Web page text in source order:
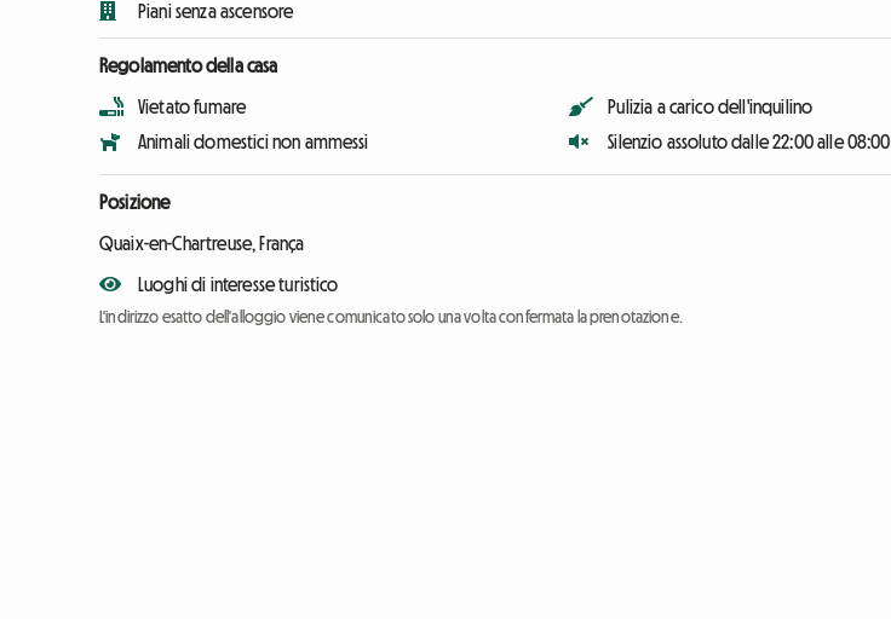
Piani senza ascensore
Regolamento della casa
Vietato fumare
Animali domestici non ammessi
Pulizia a carico dell'inquilino
Silenzio assoluto dalle 22:00 alle 08:00
Posizione
Quaix-en-Chartreuse, França
Luoghi di interesse turistico
L'indirizzo esatto dell'alloggio viene comunicato solo una volta confermata la prenotazione.